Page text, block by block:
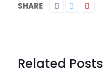
SHARE
Related Posts